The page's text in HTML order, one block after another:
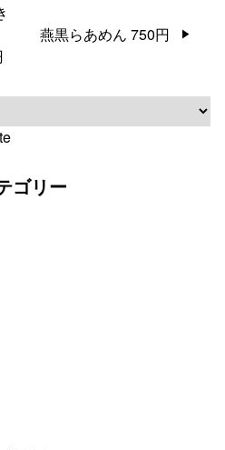
燕黒らあめん 750円
ゴリー